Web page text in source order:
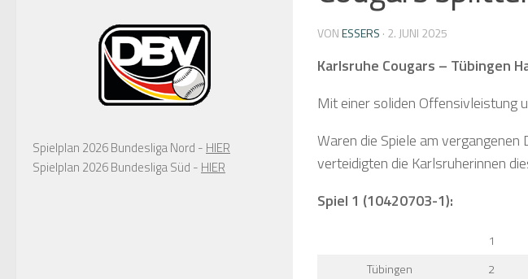
VONESSERS · 2. JUNI 2025
Karlsruhe Cougars – Tübingen
Mit einer soliden Offensivleistung
Waren die Spiele am
verteidigten die Karlsruherinnen
Spiel 1 (10420703-1):
1
Tübingen
2
Spielplan 2026 Bundesliga Nord - HIER
Spielplan 2026 Bundesliga Süd - HIER